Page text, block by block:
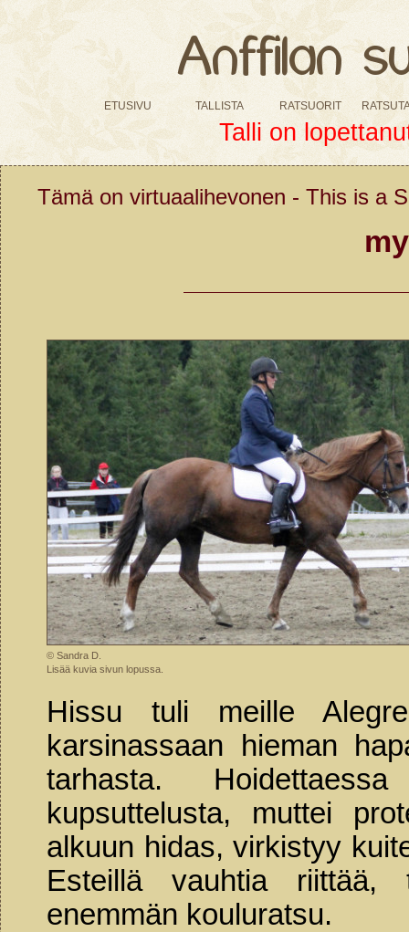
etusivu tallista ratsuorit
Talli on
Tämä on virtuaalihevonen - This is a
© Sandra D.
Lisää kuvia sivun lopussa.
Hissu tuli meille
karsinassaan hieman
tarhasta.
kupsuttelusta, muttei
alkuun hidas, virkistyy
Esteillä vauhtia riittää,
enemmän kouluratsu.